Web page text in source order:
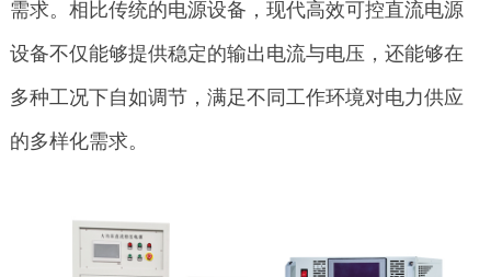
需求。相比传统的电源设备，现代高效可控直流电源
设备不仅能够提供稳定的输出电流与电压，还能够在
多种工况下自如调节，满足不同工作环境对电力供应
的多样化需求。